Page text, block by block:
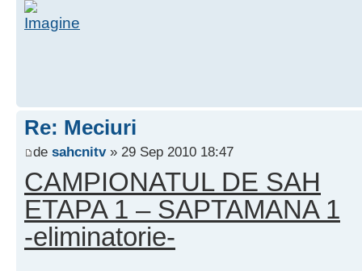
Re: Meciuri
de sahcnitv» 29 Sep 2010 18:47
CAMPIONATUL DE SAH
ETAPA 1 – SAPTAMANA 1
-eliminatorie-